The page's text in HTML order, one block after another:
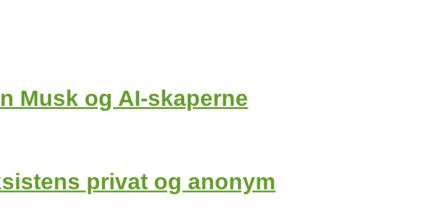
Musk og AI-skaperne
privat og anonym